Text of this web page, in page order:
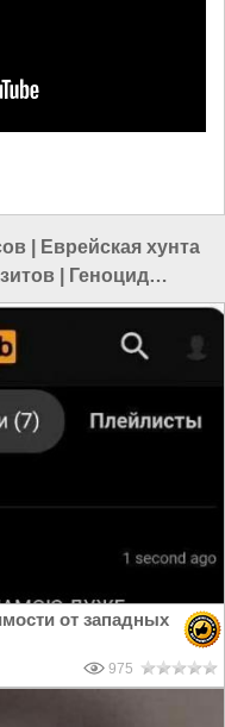
Еврейская хунта
Геноцид
от западных
975